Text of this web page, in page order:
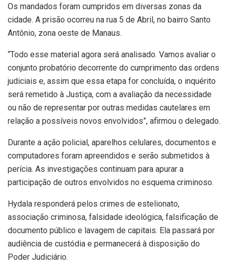
Os mandados foram cumpridos em diversas zonas da
cidade. A prisão ocorreu na rua 5 de Abril, no bairro Santo
Antônio, zona oeste de Manaus.
“Todo esse material agora será analisado. Vamos avaliar o
conjunto probatório decorrente do cumprimento das ordens
judiciais e, assim que essa etapa for concluída, o inquérito
será remetido à Justiça, com a avaliação da necessidade
ou não de representar por outras medidas cautelares em
relação a possíveis novos envolvidos”, afirmou o delegado.
Durante a ação policial, aparelhos celulares, documentos e
computadores foram apreendidos e serão submetidos à
perícia. As investigações continuam para apurar a
participação de outros envolvidos no esquema criminoso.
Hydala responderá pelos crimes de estelionato,
associação criminosa, falsidade ideológica, falsificação de
documento público e lavagem de capitais. Ela passará por
audiência de custódia e permanecerá à disposição do
Poder Judiciário.